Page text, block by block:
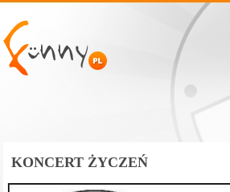
KONCERT ŻYCZEŃ